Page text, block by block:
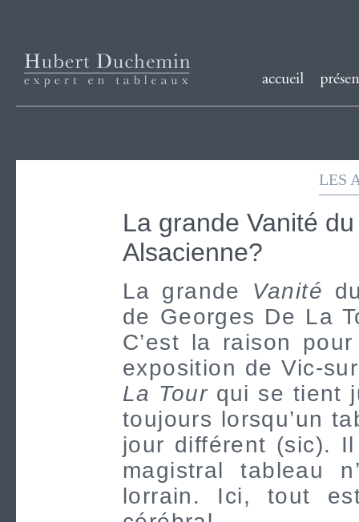
LES
La grande Vanité
Alsacienne?
La grande Vanité
de Georges De La
C’est la raison
exposition de Vic-
La Tourqui se tient
toujours lorsqu’un
jour différent (sic).
magistral tableau
lorrain. Ici, tout